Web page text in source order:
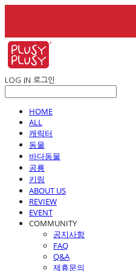
LOG IN 로그인
HOME
ALL
캐릭터
동물
바다동물
공룡
키링
ABOUT US
REVIEW
EVENT
COMMUNITY
공지사항
FAQ
Q&A
제휴문의